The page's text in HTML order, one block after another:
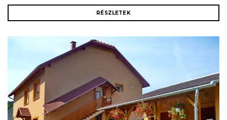
RÉSZLETEK